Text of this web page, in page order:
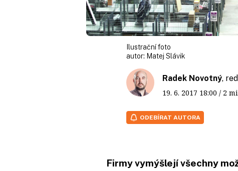
Ilustrační foto
autor: Matej Slávik
Radek Novotný,
19. 6. 2017 18:00 / 2
ODEBÍRAT AUTORA
Firmy vymýšlejí všechny